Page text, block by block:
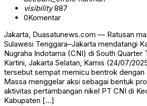
visibility887
0Komentar
Jakarta, Duasatunews.com — Ratusan
Sulawesi Tenggara–Jakarta mendatangi
Nugraha Indotama (CNI) di South Quarter
Kartini, Jakarta Selatan, Kamis (24/07/
tersebut sempat memicu bentrok dengan
Massa menggelar aksi sebagai bentuk
aktivitas pertambangan nikel PT CNI di
Kabupaten […]